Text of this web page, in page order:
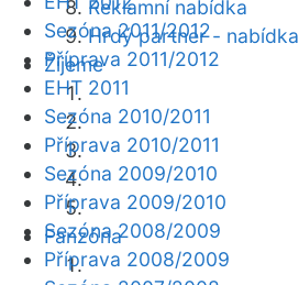
Reklamní nabídka
Hrdý partner - nabídka
Žijeme
Fanzóna
Sezóna 2011/2012
Příprava 2011/2012
EHT 2011
Sezóna 2010/2011
Příprava 2010/2011
Sezóna 2009/2010
Příprava 2009/2010
Sezóna 2008/2009
Příprava 2008/2009